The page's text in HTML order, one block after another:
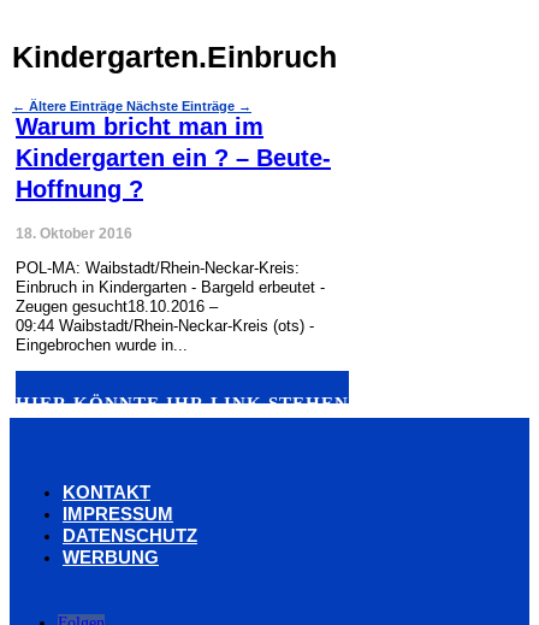
Kindergarten.Einbruch
← Ältere Einträge Nächste Einträge →
Warum bricht man im
Kindergarten ein ? – Beute-
Hoffnung ?
18. Oktober 2016
POL-MA: Waibstadt/Rhein-Neckar-Kreis:
Einbruch in Kindergarten - Bargeld erbeutet -
Zeugen gesucht18.10.2016 –
09:44 Waibstadt/Rhein-Neckar-Kreis (ots) -
Eingebrochen wurde in...
HIER KÖNNTE IHR LINK STEHEN
KONTAKT
IMPRESSUM
DATENSCHUTZ
WERBUNG